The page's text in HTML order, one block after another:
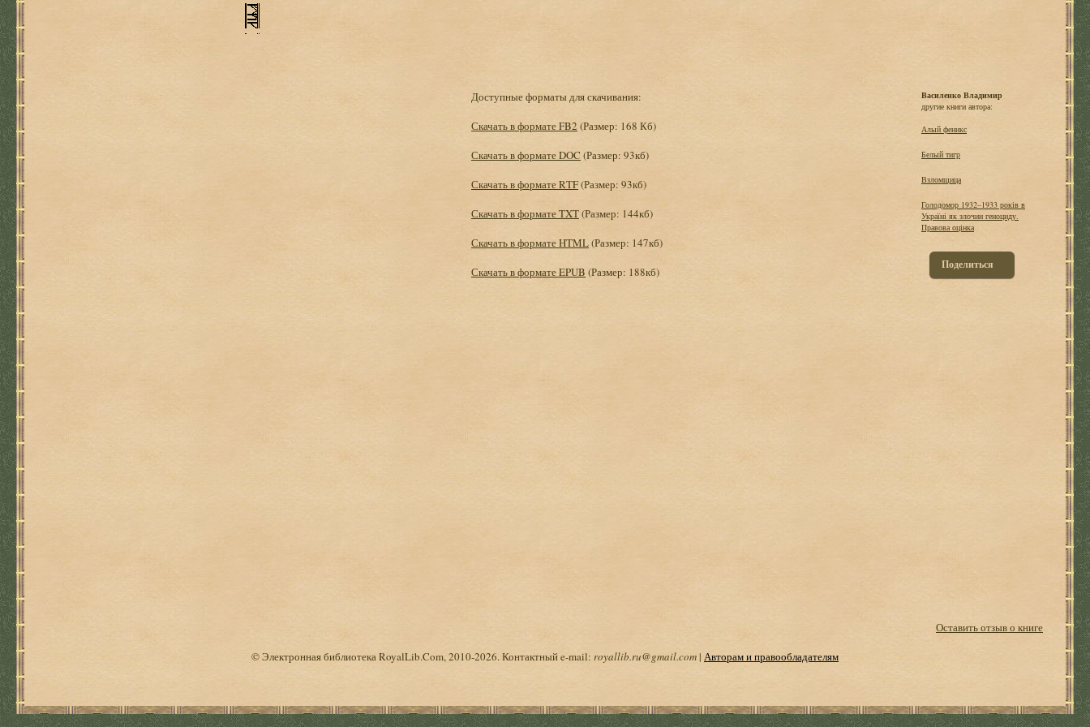
Доступные форматы для скачивания:
Скачать в формате FB2 (Размер: 168 Кб)
Скачать в формате DOC (Размер: 93кб)
Скачать в формате RTF(Размер: 93кб)
Скачать в формате TXT(Размер: 144кб)
Скачать в формате HTML(Размер: 147кб)
Скачать в формате EPUB (Размер: 188кб)
Василенко Владимир
другие книги автора:
Алый феникс
Белый тигр
Взломщица
Голодомор 1932–1933 років в
Україні як злочин геноциду.
Правова оцінка
Поделиться
Оставить отзыв о книге
© Электронная библиотека RoyalLib.Com, 2010-2026. Контактный e-mail: royallib.ru@gmail.com| Авторам и правообладателям